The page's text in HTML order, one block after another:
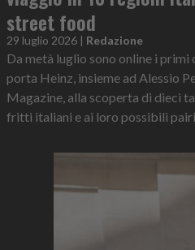
street food
29 luglio 2026 | Redazione
Da metà luglio sono online i
porta Heinz, insieme ad Alessio
Magazine, alla scoperta di dieci
fritti italiani e ai loro possibili